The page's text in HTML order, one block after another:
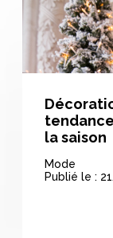
la saison
Mode
Publié le :